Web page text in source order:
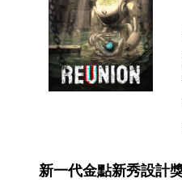
新一代金點新秀設計